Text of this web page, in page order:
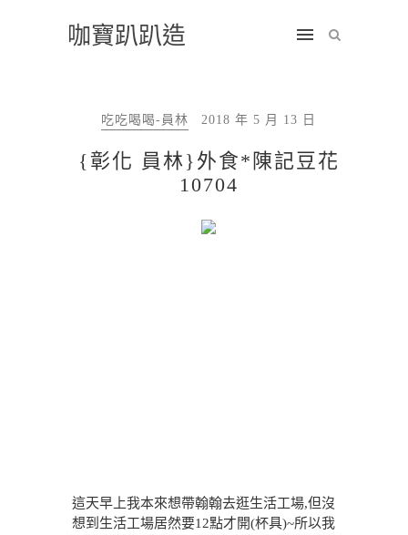
咖寶趴趴造
吃吃喝喝-員林 2018 年 5 月 13 日
{彰化 員林}外食*陳記豆花
10704
這天早上我本來想帶翰翰去逛生活工場,但沒
想到生活工場居然要12點才開(杯具)~所以我